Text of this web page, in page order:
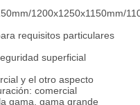
1200x1250x1150mm/
requisitos particulares
superficial
y el otro aspecto
comercial
gama, gama grande